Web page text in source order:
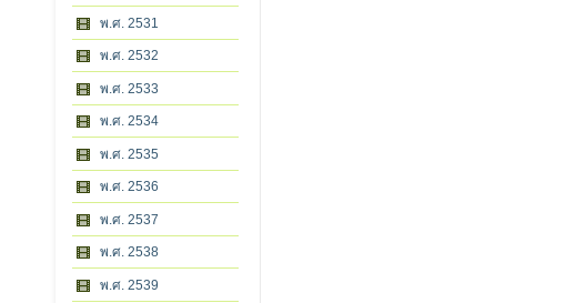
พ.ศ. 2531
พ.ศ. 2532
พ.ศ. 2533
พ.ศ. 2534
พ.ศ. 2535
พ.ศ. 2536
พ.ศ. 2537
พ.ศ. 2538
พ.ศ. 2539